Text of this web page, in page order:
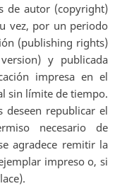
de autor (copyright)
vez, por un periodo
(publishing rights)
y publicada
impresa en el
sin límite de tiempo.
deseen republicar el
necesario de
agradece remitir la
impreso o, si